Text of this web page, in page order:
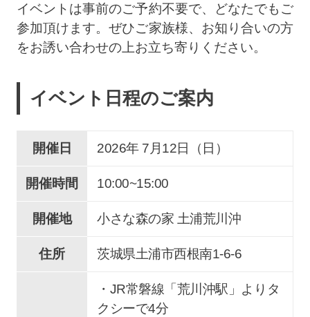
イベントは事前のご予約不要で、どなたでもご
参加頂けます。ぜひご家族様、お知り合いの方
をお誘い合わせの上お立ち寄りください。
イベント日程のご案内
開催日 2026年 7月 12日（日）
開催時間 10:00~15:00
開催地 小さな森の家 土浦荒川沖
住所 茨城県土浦市西根南1-6-6
・JR常磐線「荒川沖駅」よりタ
クシーで4分